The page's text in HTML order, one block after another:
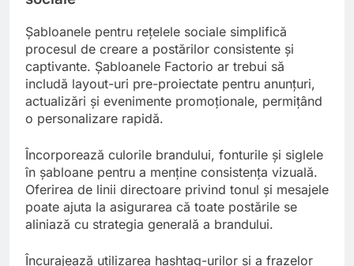
Șabloanele pentru rețelele sociale simplifică
procesul de creare a postărilor consistente și
captivante. Șabloanele Factorio ar trebui să
includă layout-uri pre-proiectate pentru anunțuri,
actualizări și evenimente promoționale, permițând
o personalizare rapidă.
Încorporează culorile brandului, fonturile și siglele
în șabloane pentru a menține consistența vizuală.
Oferirea de linii directoare privind tonul și mesajele
poate ajuta la asigurarea că toate postările se
aliniază cu strategia generală a brandului.
Încurajează utilizarea hashtag-urilor și a frazelor